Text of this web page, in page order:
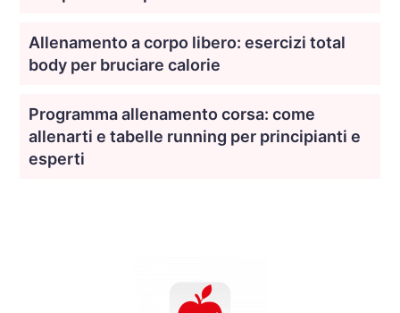
Allenamento a corpo libero: esercizi total
body per bruciare calorie
Programma allenamento corsa: come
allenarti e tabelle running per principianti e
esperti